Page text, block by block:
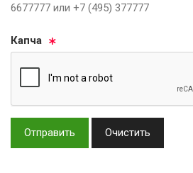
6677777 или +7 (495) 377777
Кап­ча
Отправить Очистить